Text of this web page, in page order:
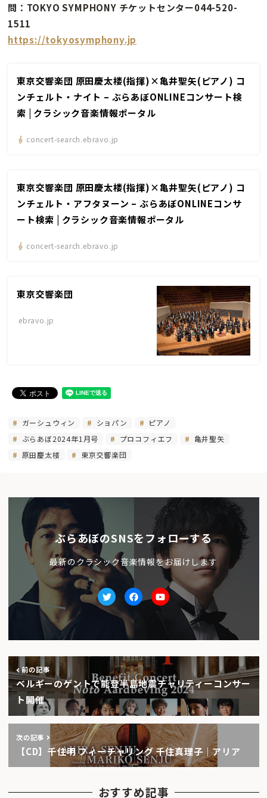
問：TOKYO SYMPHONY チケットセンター044-520-
1511
https://tokyosymphony.jp
東京交響楽団 原田慶太楼(指揮)×亀井聖矢(ピアノ) コ
ンチェルト・ナイト – ぶらあぼONLINEコンサート検
索 | クラシック音楽情報ポータル
concert-search.ebravo.jp
東京交響楽団 原田慶太楼(指揮)×亀井聖矢(ピアノ) コ
ンチェルト・アフタヌーン – ぶらあぼONLINEコンサ
ート検索 | クラシック音楽情報ポータル
concert-search.ebravo.jp
東京交響楽団
ebravo.jp
ガーシュウィン ショパン
ピアノ
ぶらあぼ2024年1月号
プロコフィエフ
亀井聖矢
原田慶太楼
東京交響楽団
ぶらあぼのSNSをフォローする
最新のクラシック音楽情報をお届けします
TwitterfacebookYoutube
前の記事
ベルギーのゲントで能登半島地震チャリティーコンサー
ト開催
次の記事
【CD】千住明 フィーチャリング 千住真理子｜アリア
おすすめ記事